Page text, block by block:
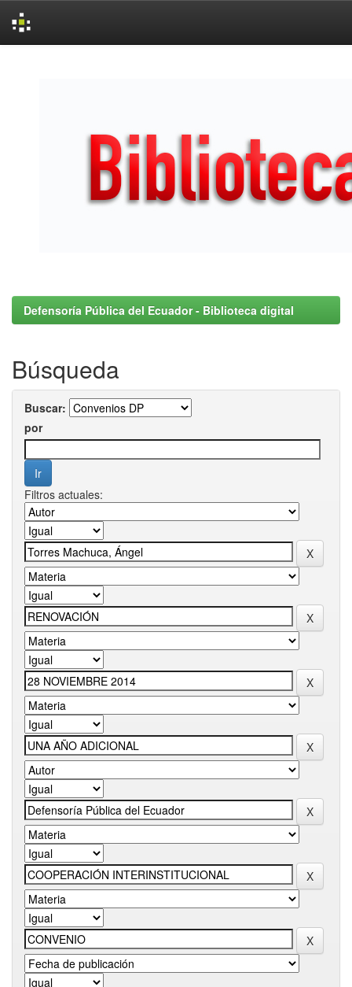
Defensoría Pública del Ecuador - Biblioteca digital
Búsqueda
Buscar:
por
Filtros actuales: